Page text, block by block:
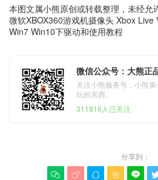
本图文属小熊原创或转载整理，未经允
微软XBOX360游戏机摄像头 Xbox
Win7 Win10下驱动和使用教程
微信公众号：大熊正
关注小熊服务号，小熊
玩的东西。
311816人已关注
分享到：
    